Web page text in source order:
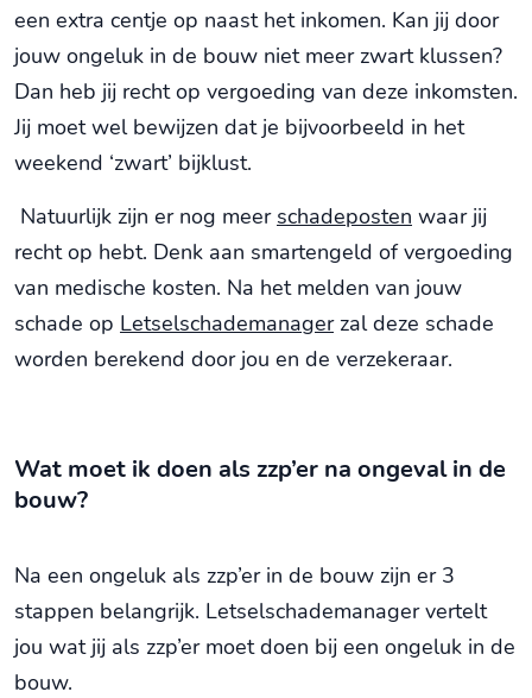
een extra centje op naast het inkomen. Kan jij door
jouw ongeluk in de bouw niet meer zwart klussen?
Dan heb jij recht op vergoeding van deze inkomsten.
Jij moet wel bewijzen dat je bijvoorbeeld in het
weekend ‘zwart’ bijklust.
Natuurlijk zijn er nog meer schadeposten waar jij
recht op hebt. Denk aan smartengeld of vergoeding
van medische kosten. Na het melden van jouw
schade op Letselschademanagerzal deze schade
worden berekend door jou en de verzekeraar.
Wat moet ik doen als zzp’er na ongeval in de
bouw?
Na een ongeluk als zzp’er in de bouw zijn er 3
stappen belangrijk. Letselschademanager vertelt
jou wat jij als zzp’er moet doen bij een ongeluk in de
bouw.